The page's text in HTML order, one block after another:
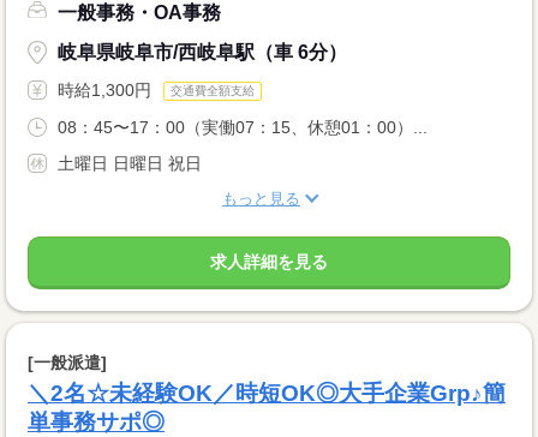
一般事務・OA事務
岐阜県岐阜市/西岐阜駅（車 6分）
時給1,300円 交通費全額支給
08：45〜17：00（実働07：15、休憩01：00）...
土曜日 日曜日 祝日
もっと見る
求人詳細を見る
[一般派遣]
＼2名☆未経験OK／時短OK◎大手企業Grp♪簡
単事務サポ◎